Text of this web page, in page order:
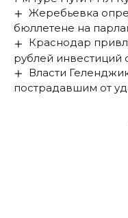
Жеребьевка
бюллетене на
Краснодар
рублей инвестиций
Власти
пострадавшим от